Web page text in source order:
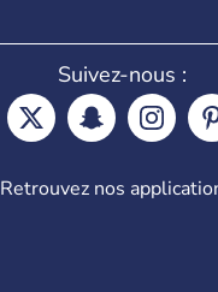
Suivez-nous :
Retrouvez nos